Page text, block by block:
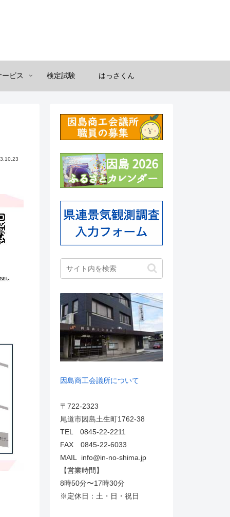
ビス 検定試験 はっさくん
因島商工会議所について
〒722-2323
尾道市因島土生町1762-38
TEL 0845-22-2211
FAX 0845-22-6033
MAIL info@in-no-shima.jp
【営業時間】
8時50分〜17時30分
※定休日：土・日・祝日